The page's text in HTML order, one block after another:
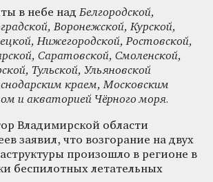
в небе над Белгородской,
Воронежской, Курской,
Нижегородской, Ростовской,
Саратовской, Смоленской,
Тульской, Ульяновской
краем, Московским
и акваторией Чёрного моря.
Владимирской области
заявил, что возгорание на двух
произошло в регионе в
беспилотных летательных